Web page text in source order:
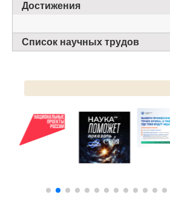
Достижения
Список научных трудов